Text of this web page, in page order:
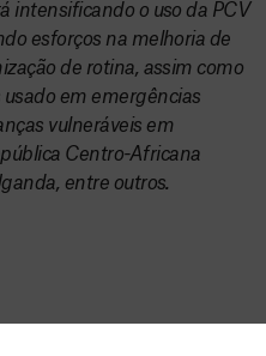
intensificando o uso da PCV
esforços na melhoria de
de rotina, assim como
em emergências
vulneráveis em
Centro-Africana
entre outros.